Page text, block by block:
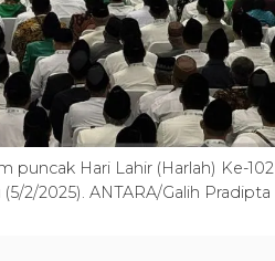
Hari Lahir (Harlah) Ke-102
2/2025). ANTARA/Galih Pradipta